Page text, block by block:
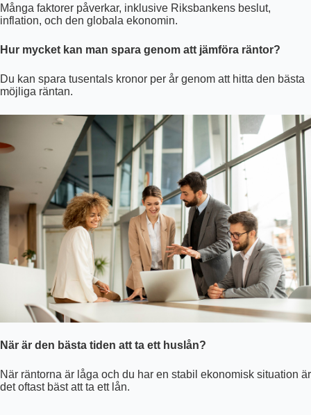
Många faktorer påverkar, inklusive Riksbankens beslut,
inflation, och den globala ekonomin.
Hur mycket kan man spara genom att jämföra räntor?
Du kan spara tusentals kronor per år genom att hitta den bästa
möjliga räntan.
När är den bästa tiden att ta ett huslån?
När räntorna är låga och du har en stabil ekonomisk situation är
det oftast bäst att ta ett lån.